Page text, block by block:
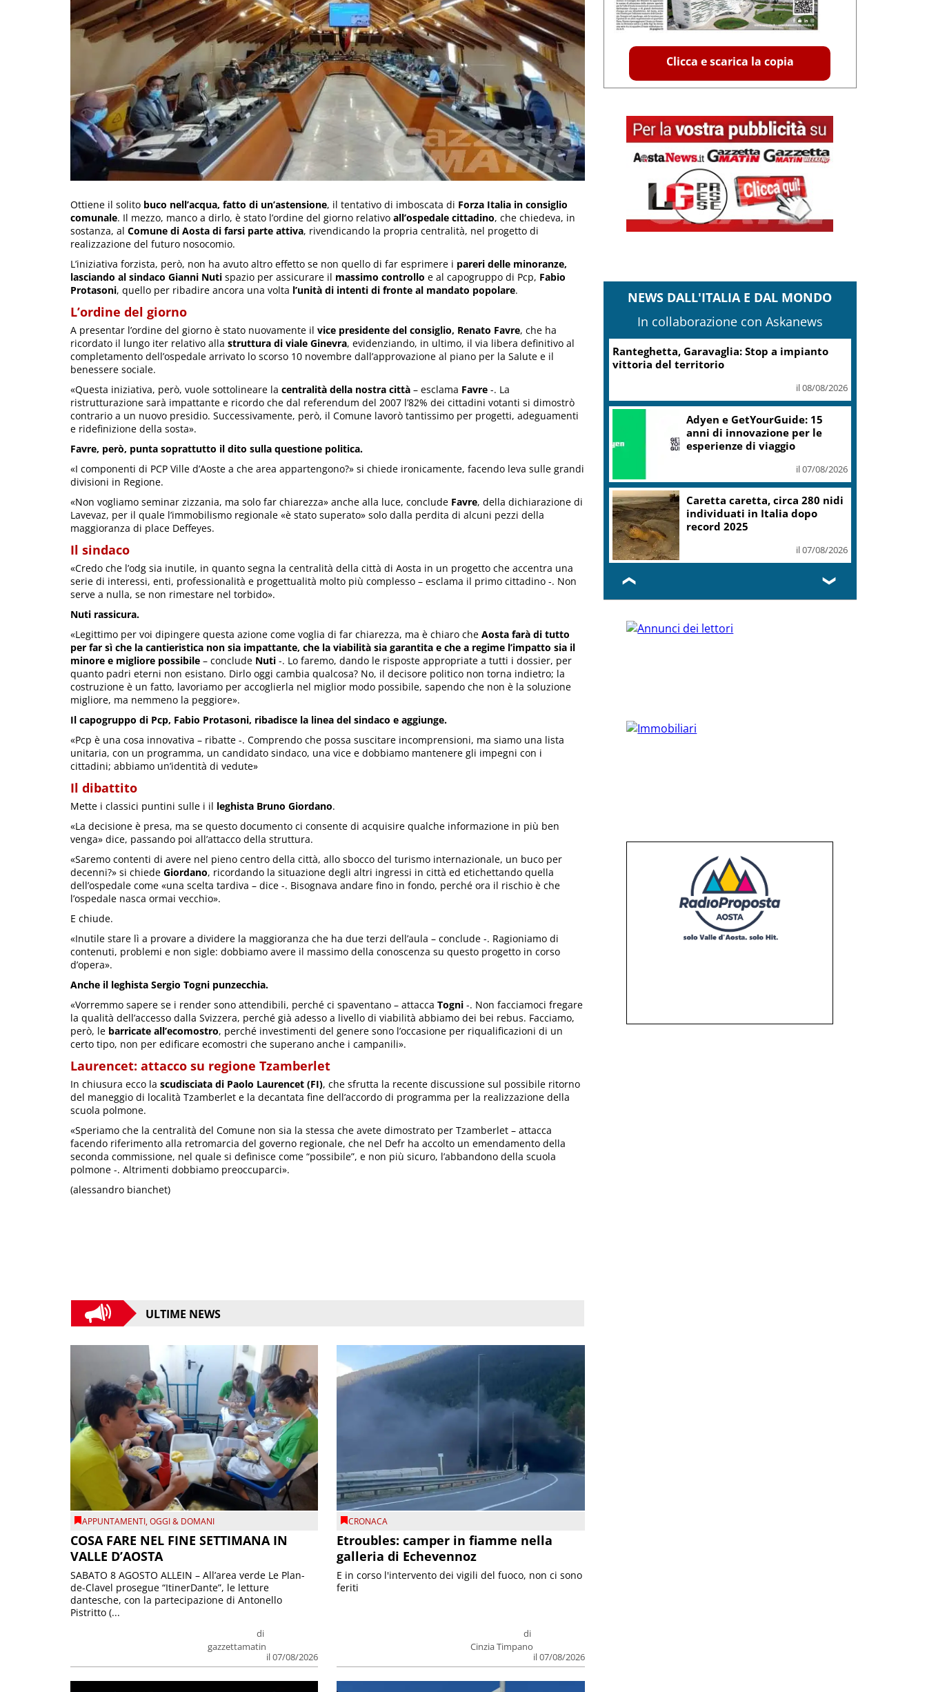
Ottiene il solito buco nell’acqua, fatto di un’astensione, il tentativo di imboscata di Forza Italia in consiglio
comunale. Il mezzo, manco a dirlo, è stato l’ordine del giorno relativo all’ospedale cittadino, che chiedeva, in
sostanza, al Comune di Aosta di farsi parte attiva, rivendicando la propria centralità, nel progetto di
realizzazione del futuro nosocomio.
L’iniziativa forzista, però, non ha avuto altro effetto se non quello di far esprimere i pareri delle minoranze,
lasciando al sindaco Gianni Nuti spazio per assicurare il massimo controllo e al capogruppo di Pcp, Fabio
Protasoni, quello per ribadire ancora una volta l’unità di intenti di fronte al mandato popolare.
L’ordine del giorno
A presentar l’ordine del giorno è stato nuovamente il vice presidente del consiglio, Renato Favre, che ha
ricordato il lungo iter relativo alla struttura di viale Ginevra, evidenziando, in ultimo, il via libera definitivo al
completamento dell’ospedale arrivato lo scorso 10 novembre dall’approvazione al piano per la Salute e il
benessere sociale.
«Questa iniziativa, però, vuole sottolineare la centralità della nostra città – esclama Favre -. La
ristrutturazione sarà impattante e ricordo che dal referendum del 2007 l’82% dei cittadini votanti si dimostrò
contrario a un nuovo presidio. Successivamente, però, il Comune lavorò tantissimo per progetti, adeguamenti
e ridefinizione della sosta».
Favre, però, punta soprattutto il dito sulla questione politica.
«I componenti di PCP Ville d’Aoste a che area appartengono?» si chiede ironicamente, facendo leva sulle grandi
divisioni in Regione.
«Non vogliamo seminar zizzania, ma solo far chiarezza» anche alla luce, conclude Favre, della dichiarazione di
Lavevaz, per il quale l’immobilismo regionale «è stato superato» solo dalla perdita di alcuni pezzi della
maggioranza di place Deffeyes.
Il sindaco
«Credo che l’odg sia inutile, in quanto segna la centralità della città di Aosta in un progetto che accentra una
serie di interessi, enti, professionalità e progettualità molto più complesso – esclama il primo cittadino -. Non
serve a nulla, se non rimestare nel torbido».
Nuti rassicura.
«Legittimo per voi dipingere questa azione come voglia di far chiarezza, ma è chiaro che Aosta farà di tutto
per far sì che la cantieristica non sia impattante, che la viabilità sia garantita e che a regime l’impatto sia il
minore e migliore possibile – conclude Nuti -. Lo faremo, dando le risposte appropriate a tutti i dossier, per
quanto padri eterni non esistano. Dirlo oggi cambia qualcosa? No, il decisore politico non torna indietro; la
costruzione è un fatto, lavoriamo per accoglierla nel miglior modo possibile, sapendo che non è la soluzione
migliore, ma nemmeno la peggiore».
Il capogruppo di Pcp, Fabio Protasoni, ribadisce la linea del sindaco e aggiunge.
«Pcp è una cosa innovativa – ribatte -. Comprendo che possa suscitare incomprensioni, ma siamo una lista
unitaria, con un programma, un candidato sindaco, una vice e dobbiamo mantenere gli impegni con i
cittadini; abbiamo un’identità di vedute»
Il dibattito
Mette i classici puntini sulle i il leghista Bruno Giordano.
«La decisione è presa, ma se questo documento ci consente di acquisire qualche informazione in più ben
venga» dice, passando poi all’attacco della struttura.
«Saremo contenti di avere nel pieno centro della città, allo sbocco del turismo internazionale, un buco per
decenni?» si chiede Giordano, ricordando la situazione degli altri ingressi in città ed etichettando quella
dell’ospedale come «una scelta tardiva – dice -. Bisognava andare fino in fondo, perché ora il rischio è che
l’ospedale nasca ormai vecchio».
E chiude.
«Inutile stare lì a provare a dividere la maggioranza che ha due terzi dell’aula – conclude -. Ragioniamo di
contenuti, problemi e non sigle: dobbiamo avere il massimo della conoscenza su questo progetto in corso
d’opera».
Anche il leghista Sergio Togni punzecchia.
«Vorremmo sapere se i render sono attendibili, perché ci spaventano – attacca Togni -. Non facciamoci fregare
la qualità dell’accesso dalla Svizzera, perché già adesso a livello di viabilità abbiamo dei bei rebus. Facciamo,
però, le barricate all’ecomostro, perché investimenti del genere sono l’occasione per riqualificazioni di un
certo tipo, non per edificare ecomostri che superano anche i campanili».
Laurencet: attacco su regione Tzamberlet
In chiusura ecco la scudisciata di Paolo Laurencet (FI), che sfrutta la recente discussione sul possibile ritorno
del maneggio di località Tzamberlet e la decantata fine dell’accordo di programma per la realizzazione della
scuola polmone.
«Speriamo che la centralità del Comune non sia la stessa che avete dimostrato per Tzamberlet – attacca
facendo riferimento alla retromarcia del governo regionale, che nel Defr ha accolto un emendamento della
seconda commissione, nel quale si definisce come “possibile”, e non più sicuro, l’abbandono della scuola
polmone -. Altrimenti dobbiamo preoccuparci».
(alessandro bianchet)
ULTIME NEWS
APPUNTAMENTI,OGGI & DOMANI
COSA FARE NEL FINE SETTIMANA IN
VALLE D’AOSTA
di
gazzettamatin
il 07/08/2026
SABATO 8 AGOSTO ALLEIN – All’area verde Le Plan-
de-Clavel prosegue “ItinerDante”, le letture
dantesche, con la partecipazione di Antonello
Pistritto (...
CRONACA
Etroubles: camper in fiamme nella
galleria di Echevennoz
di
Cinzia Timpano
il 07/08/2026
E in corso l'intervento dei vigili del fuoco, non ci sono
feriti
Clicca e scarica la copia
NEWS DALL'ITALIA E DAL MONDO
In collaborazione con Askanews
Ranteghetta, Garavaglia: Stop a impianto
vittoria del territorio
il 08/08/2026
Adyen e GetYourGuide: 15
anni di innovazione per le
esperienze di viaggio
il 07/08/2026
Caretta caretta, circa 280 nidi
individuati in Italia dopo
record 2025
il 07/08/2026
❮ ❯